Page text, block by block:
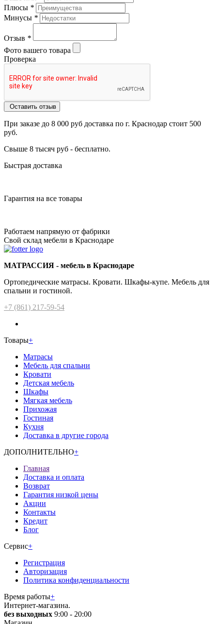
Плюсы *
Минусы *
Отзыв *
Фото вашего товара
Проверка
Оставить отзыв
При заказе до 8 000 руб доставка по г. Краснодар стоит 500
руб.
Свыше 8 тысяч руб - бесплатно.
Быстрая доставка
Гарантия на все товары
Работаем напрямую от фабрики
Свой склад мебели в Краснодаре
МАТРАССИЯ - мебель в Краснодаре
Ортопедические матрасы. Кровати. Шкафы-купе. Мебель для
спальни и гостиной.
+7 (861) 217-59-54
Товары+
Матрасы
Мебель для спальни
Кровати
Детская мебель
Шкафы
Мягкая мебель
Прихожая
Гостиная
Кухня
Доставка в другие города
ДОПОЛНИТЕЛЬНО+
Главная
Доставка и оплата
Возврат
Гарантия низкой цены
Акции
Контакты
Кредит
Блог
Сервис+
Регистрация
Авторизация
Политика конфиденциальности
Время работы+
Интернет-магазина.
без выходных 9:00 - 20:00